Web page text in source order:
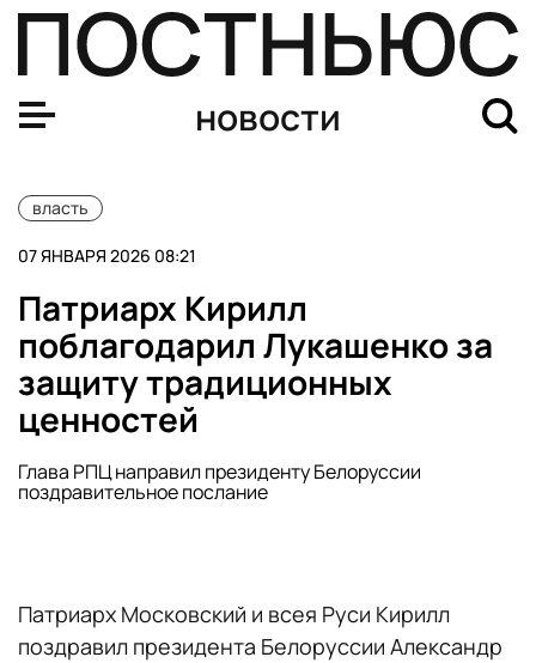
новости
власть
07 ЯНВАРЯ 2026 08:21
Патриарх Кирилл
поблагодарил Лукашенко за
защиту традиционных
ценностей
Глава РПЦ направил президенту Белоруссии
поздравительное послание
Патриарх Московский и всея Руси Кирилл
поздравил президента Белоруссии Александр
Путин поручил проработать внедрение ИИ в